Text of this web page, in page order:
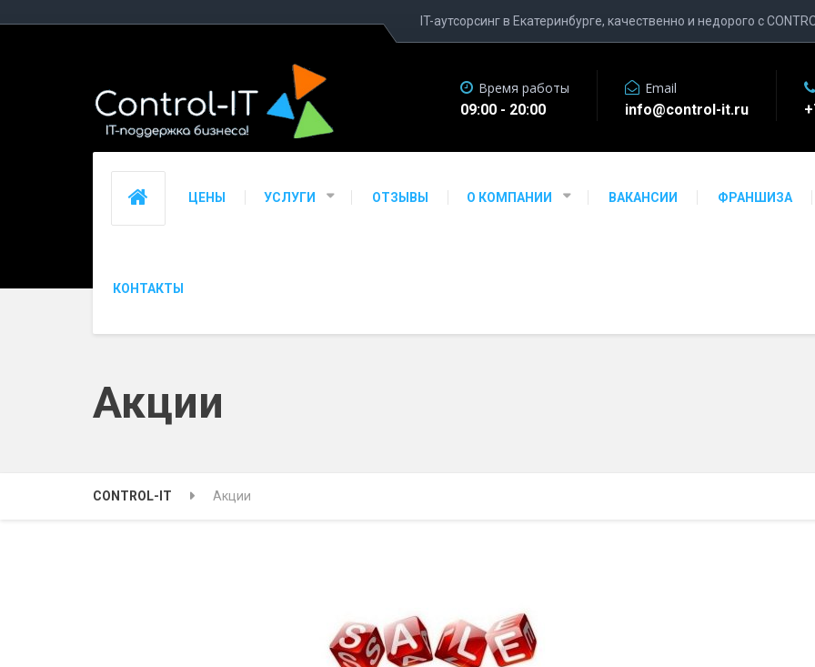
IT-аутсорсинг в Екатеринбурге, качественно и недорого с
ЦЕНЫ УСЛУГИ ОТЗЫВЫ О КОМПАНИИ ВАКАНСИИ ФРАНШИЗА
КОНТАКТЫ
Время работы
09:00 - 20:00
Email
info@control-it.ru
Акции
CONTROL-IT Акции